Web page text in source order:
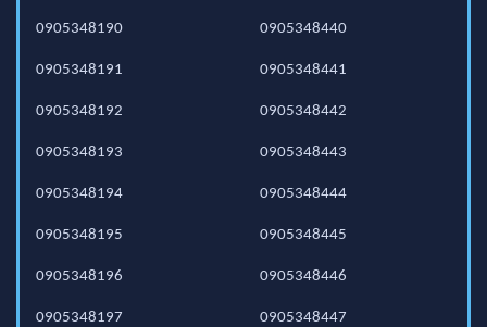
0905348190
0905348191
0905348192
0905348193
0905348194
0905348195
0905348196
0905348197
0905348440
0905348441
0905348442
0905348443
0905348444
0905348445
0905348446
0905348447